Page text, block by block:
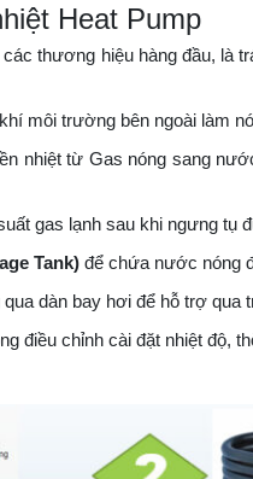
thương hiệu hàng đầu, là
nhiệt từ Gas nóng sang
Tank)để chứa nước nóng
dàn bay hơi để hỗ trợ qua
điều chỉnh cài đặt nhiệt độ,